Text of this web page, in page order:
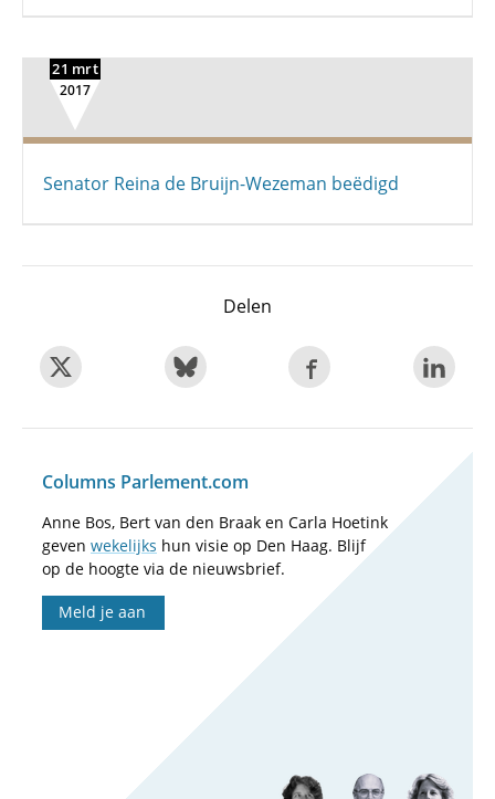
21 mrt
2017
Senator Reina de Bruijn-Wezeman beëdigd
Delen
Columns Parlement.com
Anne Bos, Bert van den Braak en Carla Hoetink
geven wekelijks hun visie op Den Haag. Blijf
op de hoogte via de nieuwsbrief.
Meld je aan